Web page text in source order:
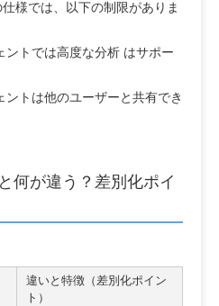
様では、以下の制限がありま
ントでは高度な分析 はサポー
ントは他のユーザーと共有でき
何が違う？差別化ポイ
違いと特徴（差別化ポイン
ト）